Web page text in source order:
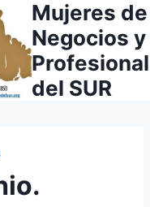
Mujeres de
Negocios y
del SUR